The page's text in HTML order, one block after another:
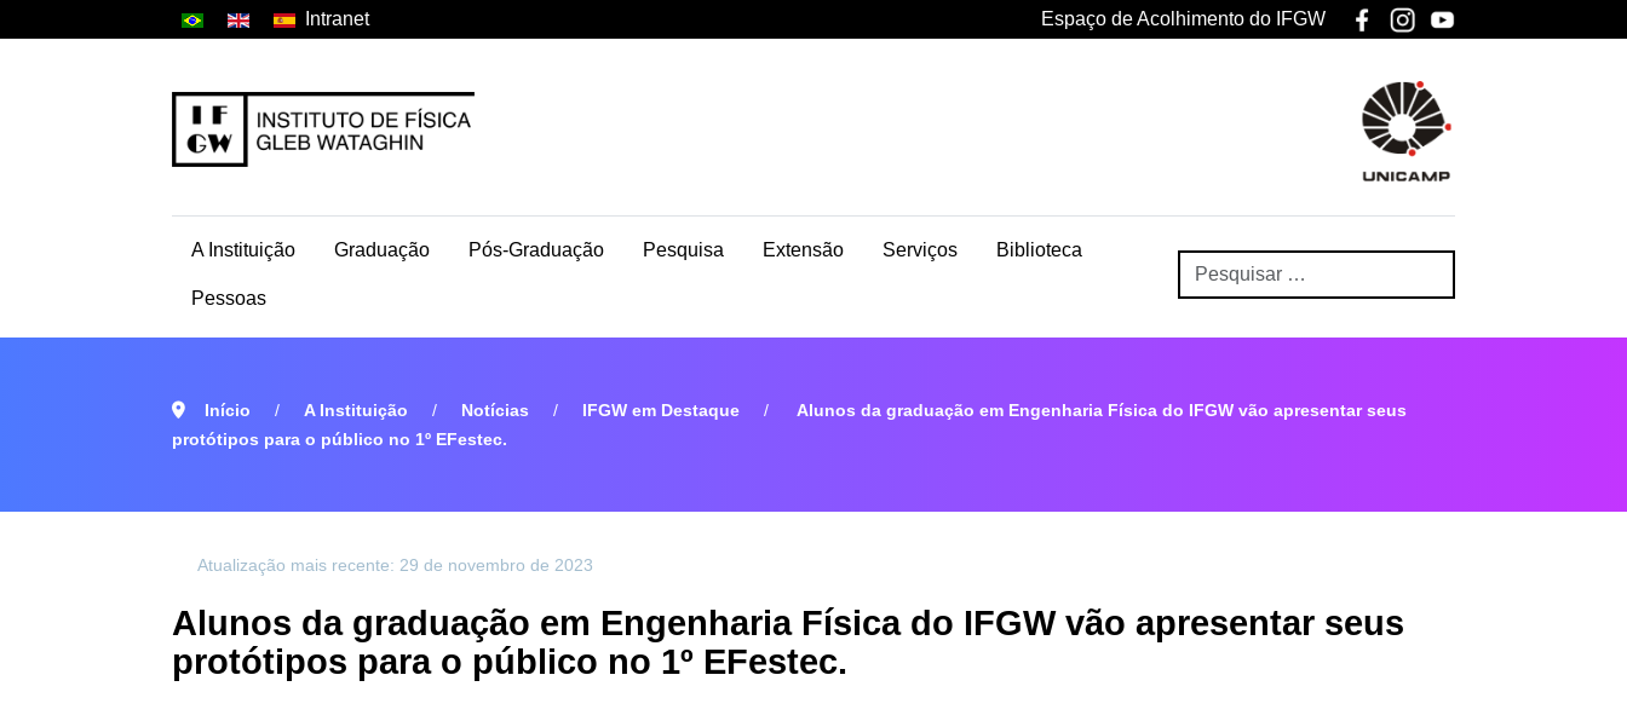
Intranet Espaço de Acolhimento do IFGW
A Instituição Graduação Pós-Graduação Pesquisa Extensão Serviços Biblioteca
Pessoas
Início A Instituição Notícias IFGW em Destaque
Alunos da graduação em Engenharia Física do IFGW vão apresentar seus
protótipos para o público no 1º EFestec.
Atualização mais recente: 29 de novembro de 2023
Alunos da graduação em Engenharia Física do IFGW vão apresentar seus
protótipos para o público no 1º EFestec.